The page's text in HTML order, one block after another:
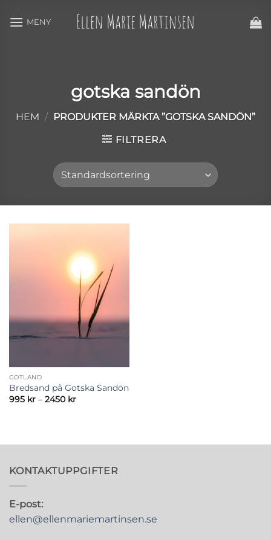
gotska sandön
HEM /
PRODUKTER MÄRKTA ”GOTSKA SANDÖN”
FILTRERA
GOTLAND
Bredsand på Gotska Sandön
995 kr – 2450 krPrisintervall:
KONTAKTUPPGIFTER
E-post:
ellen@ellenmariemartinsen.se